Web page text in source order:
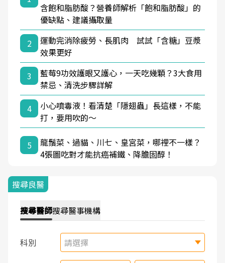
含飽和脂肪酸？營養師解析「飽和脂肪酸」的
優缺點、建議攝取量
2
運動完消除疲勞、長肌肉 試試「含糖」豆漿
效果更好
3
藍莓9功效護眼又護心，一天吃幾顆？3大食用
禁忌、清洗步驟詳解
4
小心噴毒液！看清楚「隱翅蟲」長這樣，不能
打，要用吹的～
5
龍鬚菜、過貓、川七、皇宮菜，哪裡不一樣？
4張圖吃對才能抗癌補鐵、降膽固醇！
搜尋良醫
搜尋醫師搜尋醫事機構
科別 請選擇